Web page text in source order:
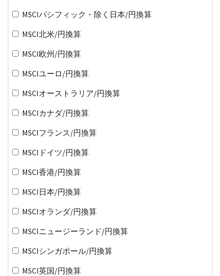
MSCIパシフィック・除く日本/円換算
MSCI北米/円換算
MSCI欧州/円換算
MSCIユーロ/円換算
MSCIオーストラリア/円換算
MSCIカナダ/円換算
MSCIフランス/円換算
MSCIドイツ/円換算
MSCI香港/円換算
MSCI日本/円換算
MSCIオランダ/円換算
MSCIニュージーランド/円換算
MSCIシンガポール/円換算
MSCI英国/円換算